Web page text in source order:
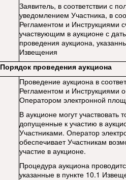
Заявитель, в соответствии с
уведомлением Участника, в
Регламентом и Инструкциями
участвующим в аукционе с
проведения аукциона,
Извещения
Порядок проведения аукциона
Проведение аукциона в
Регламентом и Инструкциями
Оператором электронной
В аукционе могут участвовать
допущенные к участию в
Участниками. Оператор
обеспечивает Участникам
участие в аукционе.
Процедура аукциона
указанные в пункте 10.1